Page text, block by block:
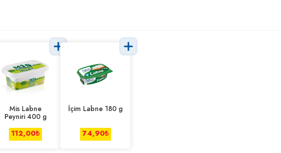
Mis Labne
Peyniri 400 g
112,00₺
İçim Labne 180 g
74,90₺